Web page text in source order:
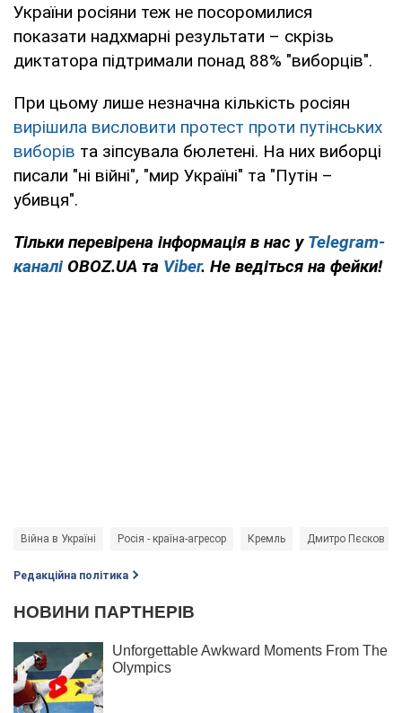
України росіяни теж не посоромилися
показати надхмарні результати – скрізь
диктатора підтримали понад 88% "виборців".
При цьому лише незначна кількість росіян
вирішила висловити протест проти путінських
виборів та зіпсувала бюлетені. На них виборці
писали "ні війні", "мир Україні" та "Путін –
убивця".
Тільки перевірена інформація в нас у Telegram-
каналі OBOZ.UA та Viber. Не ведіться на фейки!
Війна в Україні Росія - країна-агресор Кремль Дмитро Пєсков
Редакційна політика